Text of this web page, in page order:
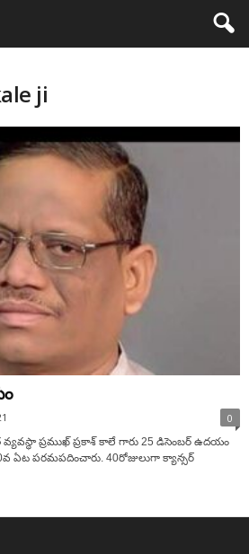
ji
0
ప్రముఖ్ ప్రకాశ్ కాలే గారు 25 డిసెంబర్ ఉదయం
ఏట పరమపదించారు. 40రోజులుగా క్యాన్సర్